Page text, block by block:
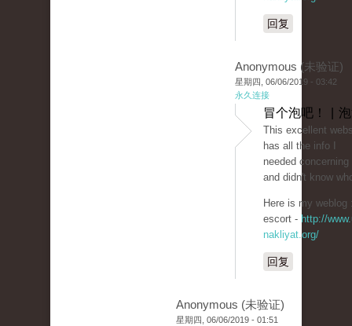
回复
Anonymous (未验证)
星期四, 06/06/2019 - 03:42
永久连接
冒个泡吧！ |
This excellent
has all the info I
needed
and didn't know
Here is my weblog
escort - http://
nakliyat.org/
回复
Anonymous (未验证)
星期四, 06/06/2019 - 01:51